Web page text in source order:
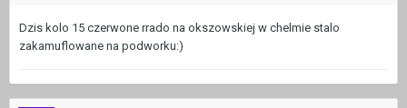
Dzis kolo 15 czerwone rrado na okszowskiej w chelmie stalo
zakamuflowane na podworku:)